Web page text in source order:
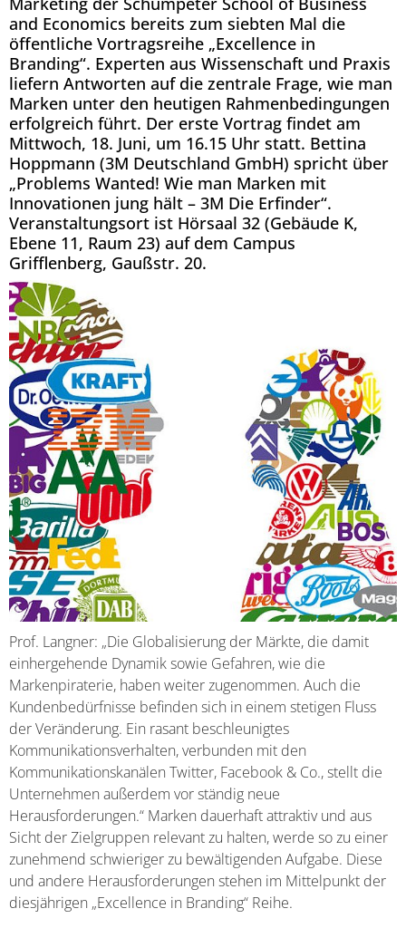
and Economics bereits zum siebten Mal die
öffentliche Vortragsreihe „Excellence in
Branding“. Experten aus Wissenschaft und Praxis
liefern Antworten auf die zentrale Frage, wie man
Marken unter den heutigen Rahmenbedingungen
erfolgreich führt. Der erste Vortrag findet am
Mittwoch, 18. Juni, um 16.15 Uhr statt. Bettina
Hoppmann (3M Deutschland GmbH) spricht über
„Problems Wanted! Wie man Marken mit
Innovationen jung hält – 3M Die Erfinder“.
Veranstaltungsort ist Hörsaal 32 (Gebäude K,
Ebene 11, Raum 23) auf dem Campus
Grifflenberg, Gaußstr. 20.
Prof. Langner: „Die Globalisierung der Märkte, die damit
einhergehende Dynamik sowie Gefahren, wie die
Markenpiraterie, haben weiter zugenommen. Auch die
Kundenbedürfnisse befinden sich in einem stetigen Fluss
der Veränderung. Ein rasant beschleunigtes
Kommunikationsverhalten, verbunden mit den
Kommunikationskanälen Twitter, Facebook & Co., stellt die
Unternehmen außerdem vor ständig neue
Herausforderungen.“ Marken dauerhaft attraktiv und aus
Sicht der Zielgruppen relevant zu halten, werde so zu einer
zunehmend schwieriger zu bewältigenden Aufgabe. Diese
und andere Herausforderungen stehen im Mittelpunkt der
diesjährigen „Excellence in Branding“ Reihe.